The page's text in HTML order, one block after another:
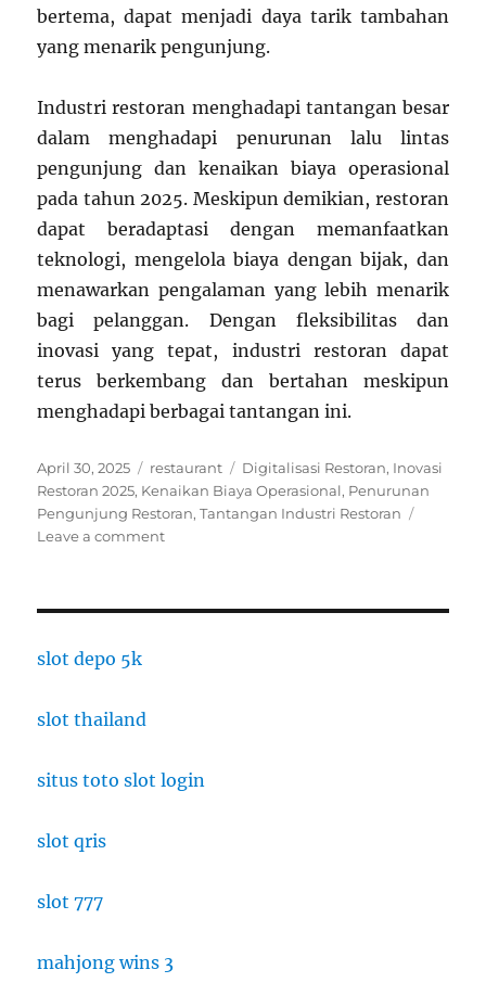
bertema, dapat menjadi daya tarik tambahan
yang menarik pengunjung.
Industri restoran menghadapi tantangan besar
dalam menghadapi penurunan lalu lintas
pengunjung dan kenaikan biaya operasional
pada tahun 2025. Meskipun demikian, restoran
dapat beradaptasi dengan memanfaatkan
teknologi, mengelola biaya dengan bijak, dan
menawarkan pengalaman yang lebih menarik
bagi pelanggan. Dengan fleksibilitas dan
inovasi yang tepat, industri restoran dapat
terus berkembang dan bertahan meskipun
menghadapi berbagai tantangan ini.
Posted
on
April 30, 2025 Categories
restaurant Tags
Digitalisasi Restoran, Inovasi
Restoran 2025, Kenaikan Biaya Operasional, Penurunan
Pengunjung Restoran,Tantangan Industri Restoran
Leave a commenton
Kenaikan
slot depo 5k
slot thailand
situs toto slot login
slot qris
slot 777
mahjong wins 3